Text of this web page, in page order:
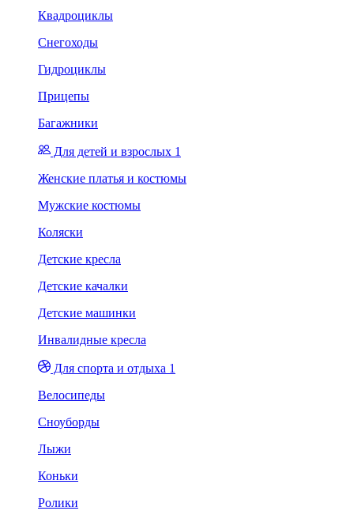
Квадроциклы
Снегоходы
Гидроциклы
Прицепы
Багажники
Для детей и взрослых 1
Женские платья и костюмы
Мужские костюмы
Коляски
Детские кресла
Детские качалки
Детские машинки
Инвалидные кресла
Для спорта и отдыха 1
Велосипеды
Сноуборды
Лыжи
Коньки
Ролики